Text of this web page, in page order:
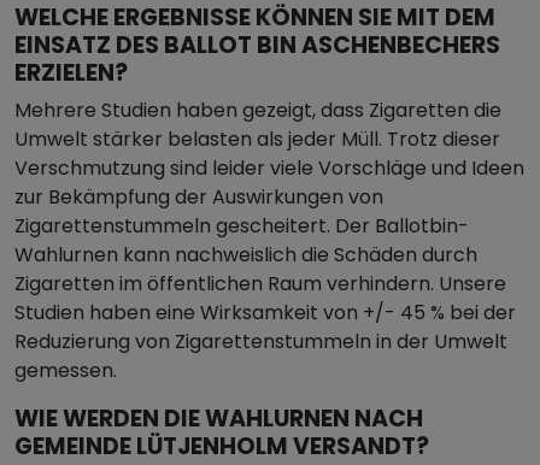
WELCHE ERGEBNISSE KÖNNEN SIE MIT DEM
EINSATZ DES BALLOT BIN ASCHENBECHERS
ERZIELEN?
Mehrere Studien haben gezeigt, dass Zigaretten die
Umwelt stärker belasten als jeder Müll. Trotz dieser
Verschmutzung sind leider viele Vorschläge und Ideen
zur Bekämpfung der Auswirkungen von
Zigarettenstummeln gescheitert. Der Ballotbin-
Wahlurnen kann nachweislich die Schäden durch
Zigaretten im öffentlichen Raum verhindern. Unsere
Studien haben eine Wirksamkeit von +/- 45 % bei der
Reduzierung von Zigarettenstummeln in der Umwelt
gemessen.
WIE WERDEN DIE WAHLURNEN NACH
GEMEINDE LÜTJENHOLM VERSANDT?